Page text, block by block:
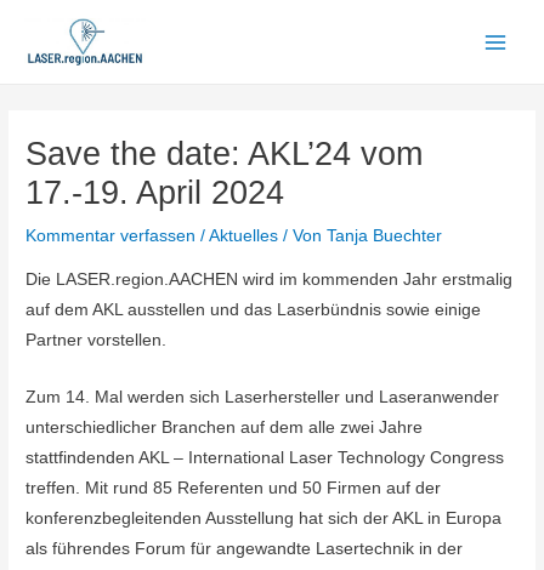
Save the date: AKL’24 vom
17.-19. April 2024
Kommentar verfassen /Aktuelles / VonTanja Buechter
Die LASER.region.AACHEN wird im kommenden Jahr erstmalig
auf dem AKL ausstellen und das Laserbündnis sowie einige
Partner vorstellen.
Zum 14. Mal werden sich Laserhersteller und Laseranwender
unterschiedlicher Branchen auf dem alle zwei Jahre
stattfindenden AKL – International Laser Technology Congress
treffen. Mit rund 85 Referenten und 50 Firmen auf der
konferenzbegleitenden Ausstellung hat sich der AKL in Europa
als führendes Forum für angewandte Lasertechnik in der